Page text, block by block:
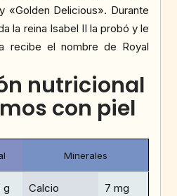
«Golden Delicious». Durante
la reina Isabel II la probó y le
recibe el nombre de Royal
nutricional
con piel
Minerales
g Calcio 7 mg